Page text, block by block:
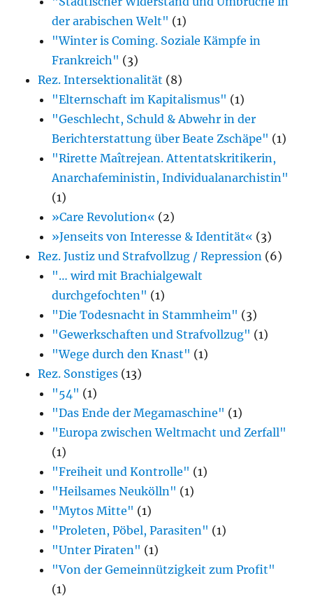
der arabischen Welt" (1)
"Winter is Coming. Soziale Kämpfe in
Frankreich" (3)
Rez. Intersektionalität (8)
"Elternschaft im Kapitalismus" (1)
"Geschlecht, Schuld & Abwehr in der
Berichterstattung über Beate Zschäpe" (1)
"Rirette Maîtrejean. Attentatskritikerin,
Anarcha­feministin, Individualanarchistin"
(1)
»Care Revolution« (2)
»Jenseits von Interesse & Identität« (3)
Rez. Justiz und Strafvollzug / Repression (6)
"… wird mit Brachialgewalt
durchgefochten" (1)
"Die Todesnacht in Stammheim" (3)
"Gewerkschaften und Strafvollzug" (1)
"Wege durch den Knast" (1)
Rez. Sonstiges (13)
"54" (1)
"Das Ende der Megamaschine" (1)
"Europa zwischen Weltmacht und Zerfall"
(1)
"Freiheit und Kontrolle" (1)
"Heilsames Neukölln" (1)
"Mytos Mitte" (1)
"Proleten, Pöbel, Parasiten" (1)
"Unter Piraten" (1)
"Von der Gemeinnützigkeit zum Profit"
(1)